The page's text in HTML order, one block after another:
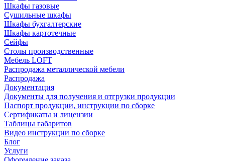
Шкафы газовые
Сушильные шкафы
Шкафы бухгалтерские
Шкафы картотечные
Сейфы
Столы производственные
Мебель LOFT
Распродажа металлической мебели
Распродажа
Документация
Документы для получения и отгрузки продукции
Паспорт продукции, инструкции по сборке
Сертификаты и лицензии
Таблицы габаритов
Видео инструкции по сборке
Блог
Услуги